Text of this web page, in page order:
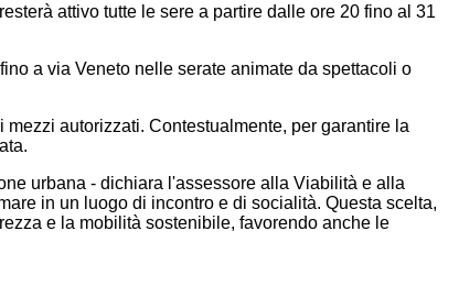
attivo tutte le sere a partire dalle ore 20 fino al 31
a via Veneto nelle serate animate da spettacoli o
autorizzati. Contestualmente, per garantire la
urbana - dichiara l'assessore alla Viabilità e alla
in un luogo di incontro e di socialità. Questa scelta,
e la mobilità sostenibile, favorendo anche le